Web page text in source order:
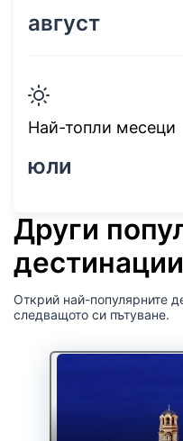
август
Най-топли месеци
юли
Други
Открий най-популярните
следващото си пътуване.